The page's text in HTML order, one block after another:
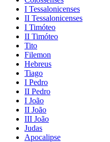
I Tessalonicenses
II Tessalonicenses
I Timóteo
II Timóteo
Tito
Filemon
Hebreus
Tiago
I Pedro
II Pedro
I João
II João
III João
Judas
Apocalipse